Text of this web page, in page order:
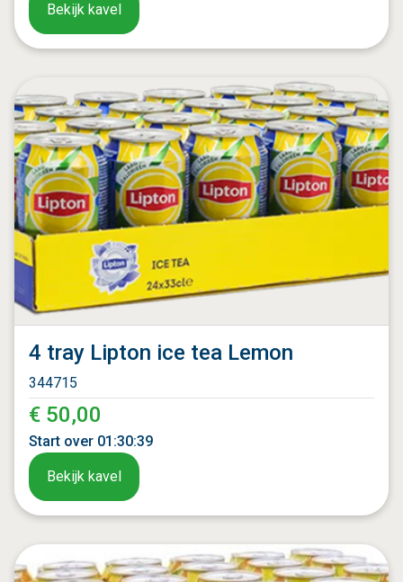
Bekijk kavel
4 tray Lipton ice tea Lemon
344715
€ 50,00
Start over 01 :30:37
Bekijk kavel